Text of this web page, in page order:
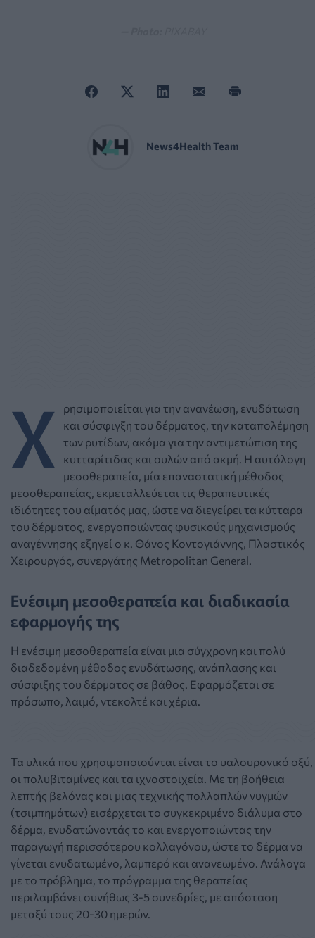
News4Health Team
Χ
ρησιμοποιείται για την ανανέωση, ενυδάτωση
και σύσφιγξη του δέρματος, την καταπολέμηση
των ρυτίδων, ακόμα για την αντιμετώπιση της
κυτταρίτιδας και ουλών από ακμή. Η αυτόλογη
μεσοθεραπεία, μία επαναστατική μέθοδος
μεσοθεραπείας, εκμεταλλεύεται τις θεραπευτικές
ιδιότητες του αίματός μας, ώστε να διεγείρει τα κύτταρα
του δέρματος, ενεργοποιώντας φυσικούς μηχανισμούς
αναγέννησης εξηγεί ο κ. Θάνος Κοντογιάννης, Πλαστικός
Χειρουργός, συνεργάτης Μetropolitan General.
Ενέσιμη μεσοθεραπεία και διαδικασία
εφαρμογής της
Η ενέσιμη μεσοθεραπεία είναι μια σύγχρονη και πολύ
διαδεδομένη μέθοδος ενυδάτωσης, ανάπλασης και
σύσφιξης του δέρματος σε βάθος. Εφαρμόζεται σε
πρόσωπο, λαιμό, ντεκολτέ και χέρια.
Τα υλικά που χρησιμοποιούνται είναι το υαλουρονικό οξύ,
οι πολυβιταμίνες και τα ιχνοστοιχεία. Με τη βοήθεια
λεπτής βελόνας και μιας τεχνικής πολλαπλών νυγμών
(τσιμπημάτων) εισέρχεται το συγκεκριμένο διάλυμα στο
δέρμα, ενυδατώνοντάς το και ενεργοποιώντας την
παραγωγή περισσότερου κολλαγόνου, ώστε το δέρμα να
γίνεται ενυδατωμένο, λαμπερό και ανανεωμένο. Ανάλογα
με το πρόβλημα, το πρόγραμμα της θεραπείας
περιλαμβάνει συνήθως 3-5 συνεδρίες, με απόσταση
μεταξύ τους 20-30 ημερών.